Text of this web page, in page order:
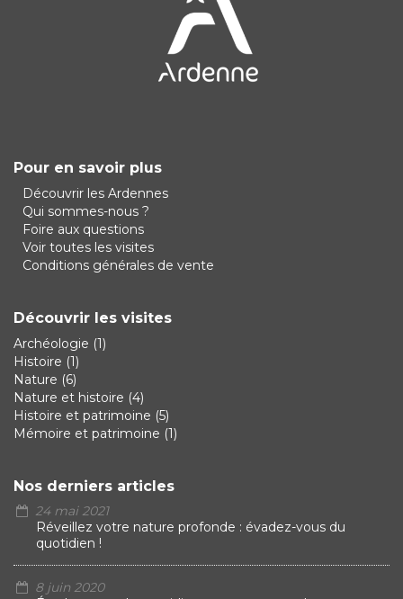
Pour en savoir plus
Découvrir les Ardennes
Qui sommes-nous ?
Foire aux questions
Voir toutes les visites
Conditions générales de vente
Découvrir les visites
Archéologie (1)
Histoire (1)
Nature (6)
Nature et histoire (4)
Histoire et patrimoine (5)
Mémoire et patrimoine (1)
Nos derniers articles
24 mai 2021
Réveillez votre nature profonde : évadez-vous du
quotidien !
8 juin 2020